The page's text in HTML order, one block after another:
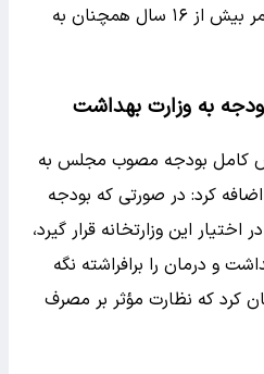
کشور ما آمبولانس‌هایی با عمر بیش از ۱۶ سال همچنان به
به وزارت بهداشت
کامل بودجه مصوب مجلس به
کرد: در صورتی که بودجه
این وزارتخانه قرار گیرد،
و درمان را برافراشته نگه
کرد که نظارت مؤثر بر مصرف